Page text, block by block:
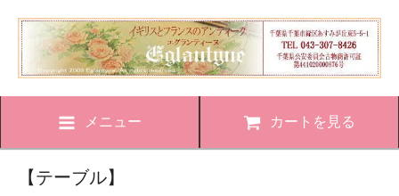
メニュー カートを見る
【テーブル】